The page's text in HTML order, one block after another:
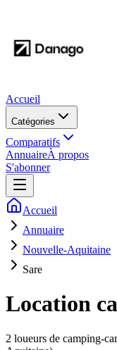
Accueil
Catégories
Comparatifs
AnnuaireÀ propos
S'abonner
Accueil
Annuaire
Nouvelle-Aquitaine
Sare
Location
2 loueurs de camping-